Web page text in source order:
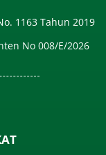
1163 Tahun 2019
No 008/E/2026​